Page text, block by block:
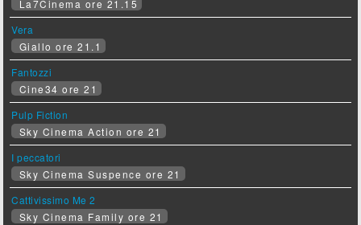
La7Cinema ore 21.15
Vera
Giallo ore 21.1
Fantozzi
Cine34 ore 21
Pulp Fiction
Sky Cinema Action ore 21
I peccatori
Sky Cinema Suspence ore 21
Cattivissimo Me 2
Sky Cinema Family ore 21